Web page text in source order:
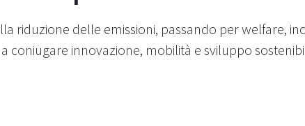
riduzione delle emissioni, passando per welfare,
coniugare innovazione, mobilità e sviluppo